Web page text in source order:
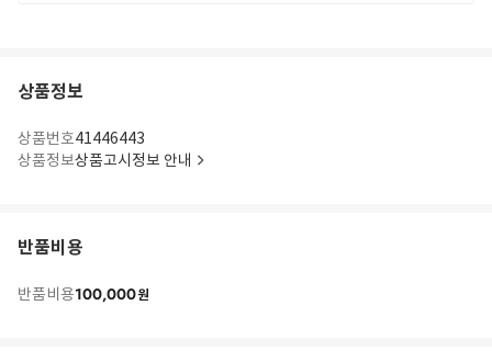
상품정보
상품번호41446443
상품정보상품고시정보 안내
반품비용
반품비용100,000원